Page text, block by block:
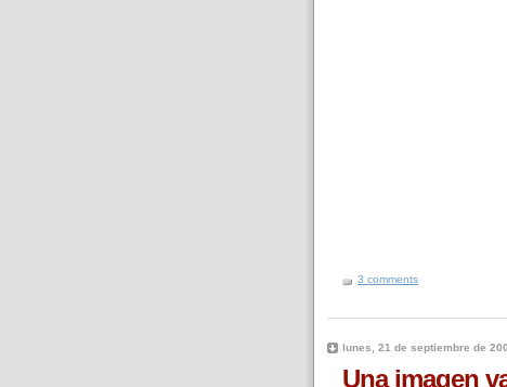
3 comments
lunes, 21 de septiembre de
Una imagen